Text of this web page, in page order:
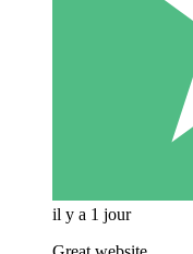
il y a 1 jour